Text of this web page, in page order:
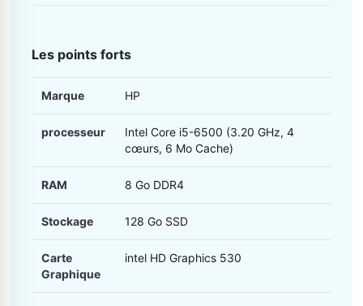
Les points forts
Marque HP
processeur
Intel Core i5-6500 (3.20 GHz, 4
cœurs, 6 Mo Cache)
RAM 8 Go DDR4
Stockage 128 Go SSD
Carte
Graphique
intel HD Graphics 530